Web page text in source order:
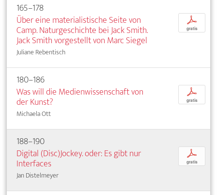
165–178
Über eine materialistische Seite von
Camp. Naturgeschichte bei Jack Smith.
Jack Smith vorgestellt von Marc Siegel
Juliane Rebentisch
p
gratis
180–186
Was will die Medienwissenschaft von
der Kunst?
Michaela Ott
p
gratis
188–190
Digital (Disc)Jockey. oder: Es gibt nur
Interfaces
Jan Distelmeyer
p
gratis